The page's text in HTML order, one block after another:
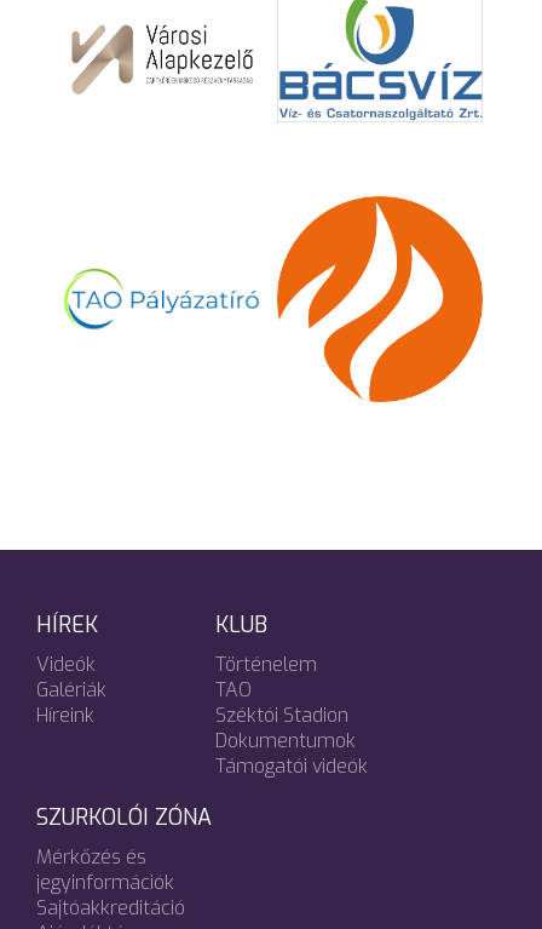
HÍREK
Videók
Galériák
Híreink
KLUB
Történelem
TAO
Széktói Stadion
Dokumentumok
Támogatói videók
SZURKOLÓI ZÓNA
Mérkőzés és
jegyinformációk
Sajtóakkreditáció